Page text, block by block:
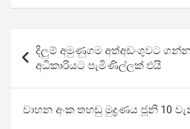
ce
b
o
o
k
tt at
A
p
p
e
gr
a
m
navigation
දිලුම් අමුණුගම අත්අඩංගුවට
අධිකාරියට පැමිණිල්ලක් එයි
වාහන අංක තහඩු මුද්‍ර­ණය ජූනි 10